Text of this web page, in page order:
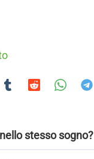
nello stesso sogno?